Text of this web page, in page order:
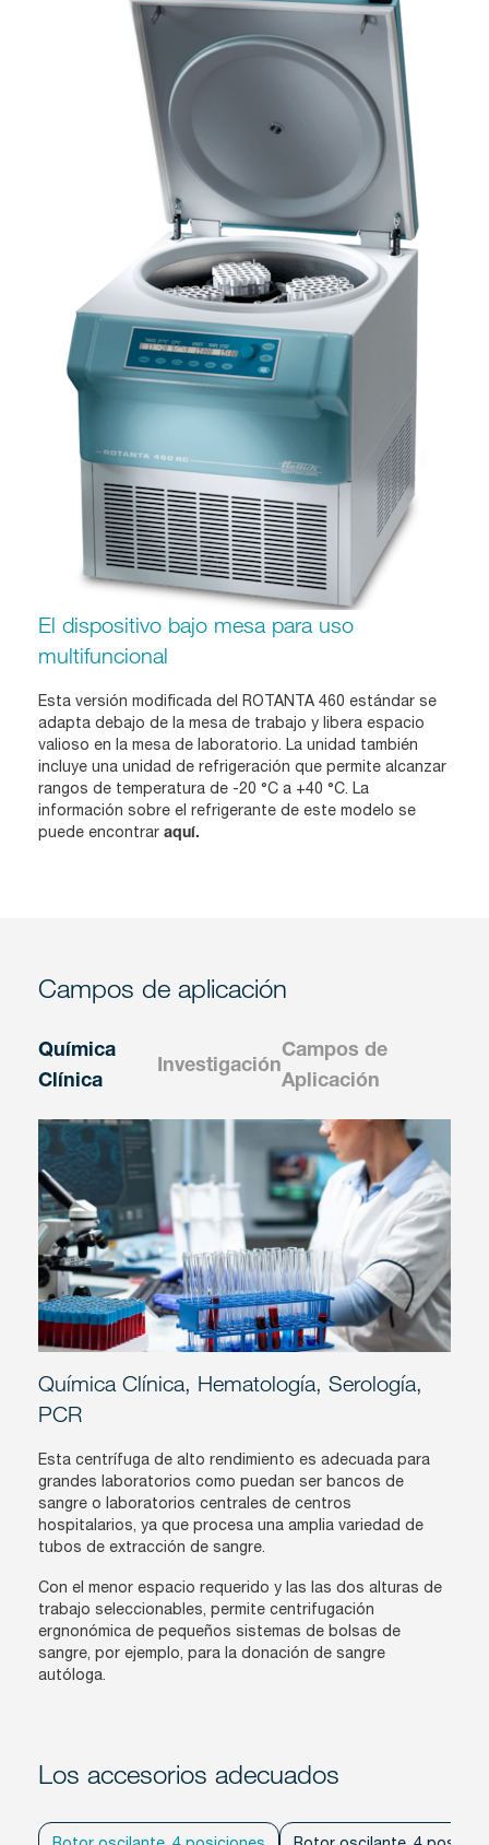
El dispositivo bajo mesa para uso
multifuncional
Esta versión modificada del ROTANTA 460 estándar se
adapta debajo de la mesa de trabajo y libera espacio
valioso en la mesa de laboratorio. La unidad también
incluye una unidad de refrigeración que permite alcanzar
rangos de temperatura de -20 °C a +40 °C. La
información sobre el refrigerante de este modelo se
puede encontrar aquí.
Campos de aplicación
Química
Clínica
Investigación
Campos de
Aplicación
Química Clínica, Hematología, Serología,
PCR
Esta centrífuga de alto rendimiento es adecuada para
grandes laboratorios como puedan ser bancos de
sangre o laboratorios centrales de centros
hospitalarios, ya que procesa una amplia variedad de
tubos de extracción de sangre.
Con el menor espacio requerido y las las dos alturas de
trabajo seleccionables, permite centrifugación
ergnonómica de pequeños sistemas de bolsas de
sangre, por ejemplo, para la donación de sangre
autóloga.
Los accesorios adecuados